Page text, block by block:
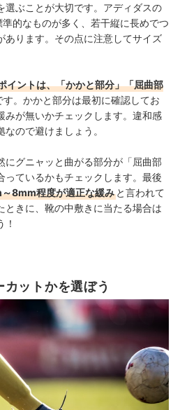
選ぶことが大切です。アディダスの
的なものが多く、若干縦に長めでつ
あります。その点に注意してサイズ
イントは、「かかと部分」「屈曲部
す。かかと部分は最初に確認してお
みが無いかチェックします。違和感
ので避けましょう。
にグニャッと曲がる部分が「屈曲部
っているかもチェックします。最後
8mm程度が適正な緩み と言われて
ときに、靴の中敷きに当たる場合は
ットかを選ぼう